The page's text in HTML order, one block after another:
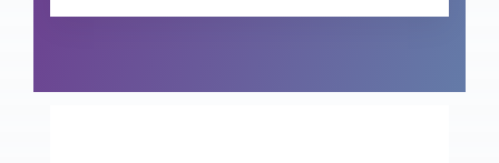
کلیسیا کو نیا لقب کیوں دیا گیا؟ (حصہ 2)